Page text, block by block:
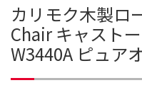
カリモク木製ロ
Chair キャスト
W3440A ピュア